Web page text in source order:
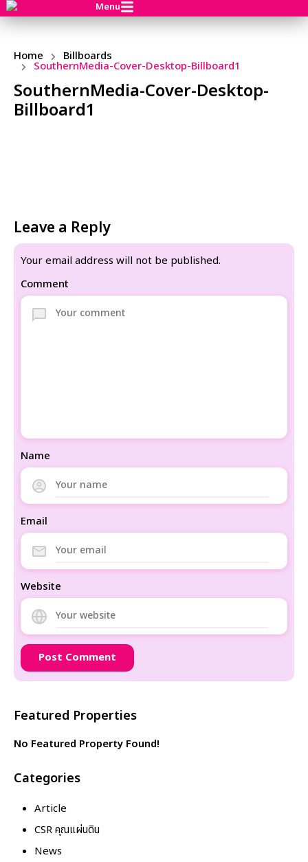
Menu
Home Billboards
SouthernMedia-Cover-Desktop-Billboard1
SouthernMedia-Cover-Desktop-
Billboard1
Leave a Reply
Your email address will not be published.
Comment
Name
Email
Website
Featured Properties
No Featured Property Found!
Categories
Article
CSR คุณแผ่นดิน
News